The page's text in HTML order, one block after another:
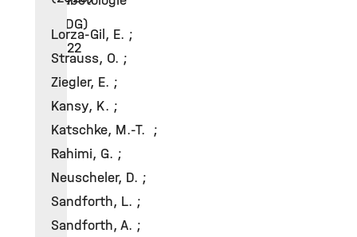
(DDG)
2022
Lorza-Gil, E. ;
Strauss, O. ;
Ziegler, E. ;
Kansy, K. ;
Katschke, M.-T. ;
Rahimi, G. ;
Neuscheler, D. ;
Sandforth, L. ;
Sandforth, A. ;